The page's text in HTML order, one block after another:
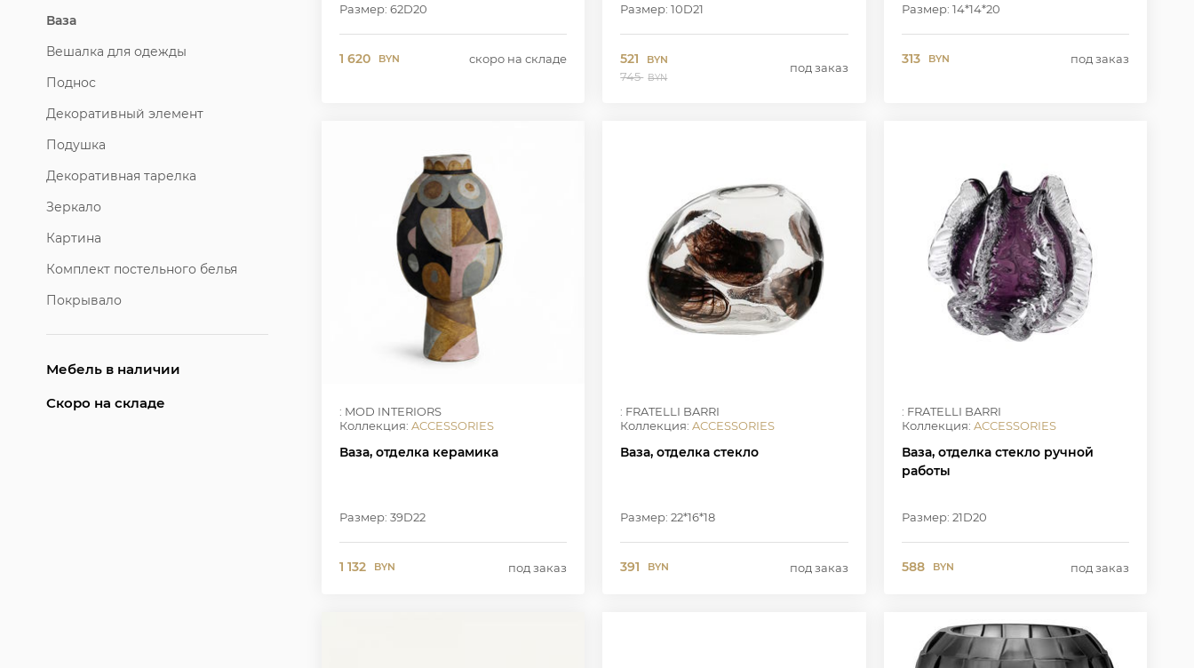
Ваза
Вешалка для одежды
Поднос
Декоративный элемент
Подушка
Декоративная тарелка
Зеркало
Картина
Комплект постельного белья
Покрывало
Мебель в наличии
Скоро на складе
Размер: 62D20
1 620 BYN скоро на складе
Размер: 10D21
521 BYN
745 BYN
под заказ
Размер: 14*14*20
313 BYN под заказ
: MOD INTERIORS
Коллекция: ACCESSORIES
Ваза, отделка керамика
Размер: 39D22
1 132 BYN под заказ
: FRATELLI BARRI
Коллекция:ACCESSORIES
Ваза, отделка стекло
Размер: 22*16*18
391 BYN под заказ
: FRATELLI BARRI
Коллекция: ACCESSORIES
Ваза, отделка стекло ручной
работы
Размер: 21D20
588 BYN под заказ